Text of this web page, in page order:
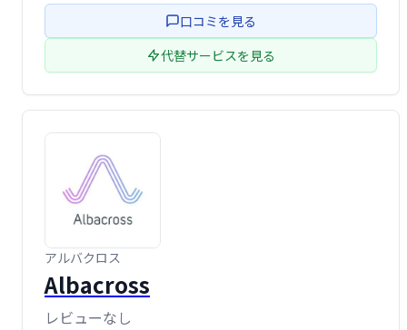
ーザー分析を始められます。
口コミを見る
代替サービスを見る
アルバクロス
Albacross
レビューなし